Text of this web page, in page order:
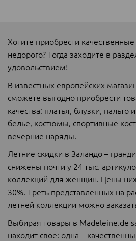
Хотите приобрести
недорого? Тогда заходите в
удовольствием!
В известных европейских
сможете выгодно приобрести
качества: платья, блузки,
белье, костюмы, спортивные
вечерние наряды.
Летние скидки в Заландо –
снижены почти у 24 тыс.
коллекций для женщин. Цены
30%. Треть представленных на
летней коллекции можно
Выбирая товары в Madeleine.de
находит свое: одна –